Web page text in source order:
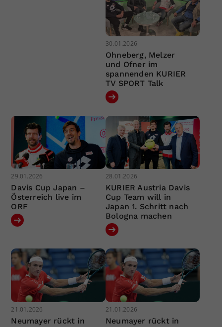
30.01.2026
Ohneberg, Melzer
und Ofner im
spannenden KURIER
TV SPORT Talk
29.01.2026
Davis Cup Japan –
Österreich live im
ORF
28.01.2026
KURIER Austria Davis
Cup Team will in
Japan 1. Schritt nach
Bologna machen
21.01.2026
Neumayer rückt in
21.01.2026
Neumayer rückt in